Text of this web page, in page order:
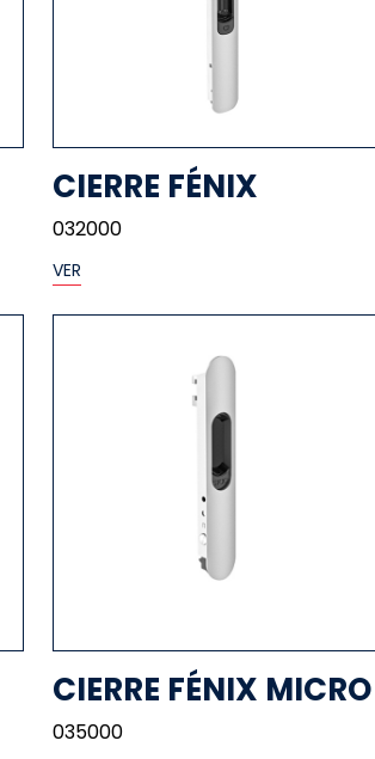
CIERRE FÉNIX
032000
VER
CIERRE FÉNIX MICRO
035000